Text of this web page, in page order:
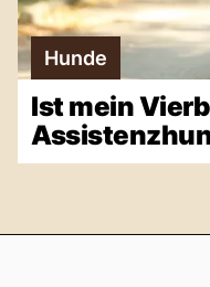
Hunde
Ist mein